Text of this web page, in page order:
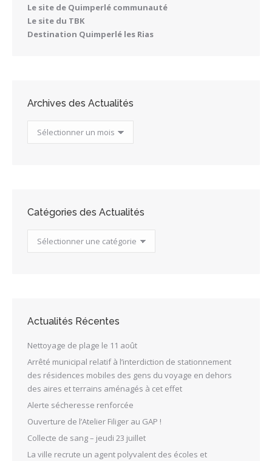
Le site de Quimperlé communauté
Le site du TBK
Destination Quimperlé les Rias
Archives des Actualités
Archives
des
Catégories des Actualités
Catégories
des
Actualités Récentes
Nettoyage de plage le 11 août
Arrêté municipal relatif à l’interdiction de stationnement
des résidences mobiles des gens du voyage en dehors
des aires et terrains aménagés à cet effet
Alerte sécheresse renforcée
Ouverture de l’Atelier Filiger au GAP !
Collecte de sang – jeudi 23 juillet
La ville recrute un agent polyvalent des écoles et